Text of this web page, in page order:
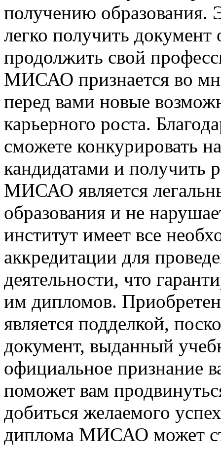
получению образования.
легко получить
продолжить свой
МИСАО признается во
перед вами новые
карьерного роста.
сможете конкурировать
кандидатами и получить
МИСАО является
образования и не
институт имеет все
аккредитации для
деятельности, что
им дипломов.
является подделкой,
документ, выданный
официальное признание
поможет вам
добиться желаемого
диплома МИСАО может